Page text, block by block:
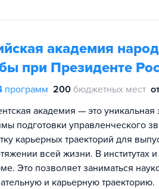
академия
при Президенте
программ 200 бюджетных мест
академия — это
подготовки управленческого
карьерных траекторий для
всей жизни. В институтах
Это позволяет заниматься
и карьерную траекторию.